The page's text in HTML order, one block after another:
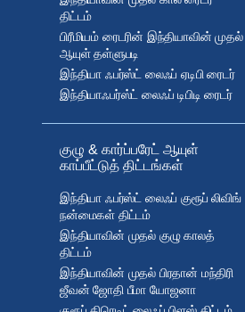
திட்டம்
பிரீமியம் ரைடரின் இந்தியாவின் முதல்
ஆயுள் தள்ளுபடி
இந்தியா ஃபர்ஸ்ட் லைஃப் ஏடிபி ரைடர்
இந்தியாஃபர்ஸ்ட் லைஃப் டிபிடி ரைடர்
குழு & கார்ப்பரேட் ஆயுள்
காப்பீட்டுத் திட்டங்கள்
இந்தியா ஃபர்ஸ்ட் லைஃப் குரூப் லிவிங்
நன்மைகள் திட்டம்
இந்தியாவின் முதல் குழு காலத்
திட்டம்
இந்தியாவின் முதல் பிரதான் மந்திரி
ஜீவன் ஜோதி பீமா யோஜனா